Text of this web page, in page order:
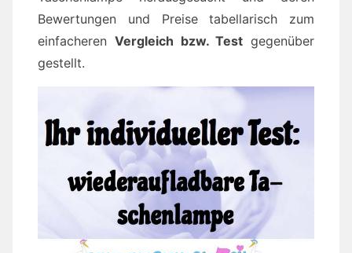
Bewertungen und Preise tabellarisch zum
einfacheren Vergleich bzw. Test gegenüber
gestellt.